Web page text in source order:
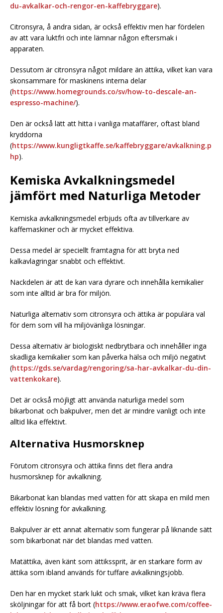
du-avkalkar-och-rengor-en-kaffebryggare).
Citronsyra, å andra sidan, är också effektiv men har fördelen
av att vara luktfri och inte lämnar någon eftersmak i
apparaten.
Dessutom är citronsyra något mildare än ättika, vilket kan vara
skonsammare för maskinens interna delar
(https://www.homegrounds.co/sv/how-to-descale-an-
espresso-machine/).
Den är också lätt att hitta i vanliga mataffärer, oftast bland
kryddorna
(https://www.kungligtkaffe.se/kaffebryggare/avkalkning.p
hp).
Kemiska Avkalkningsmedel
jämfört med Naturliga Metoder
Kemiska avkalkningsmedel erbjuds ofta av tillverkare av
kaffemaskiner och är mycket effektiva.
Dessa medel är speciellt framtagna för att bryta ned
kalkavlagringar snabbt och effektivt.
Nackdelen är att de kan vara dyrare och innehålla kemikalier
som inte alltid är bra för miljön.
Naturliga alternativ som citronsyra och ättika är populära val
för dem som vill ha miljövänliga lösningar.
Dessa alternativ är biologiskt nedbrytbara och innehåller inga
skadliga kemikalier som kan påverka hälsa och miljö negativt
(https://gds.se/vardag/rengoring/sa-har-avkalkar-du-din-
vattenkokare).
Det är också möjligt att använda naturliga medel som
bikarbonat och bakpulver, men det är mindre vanligt och inte
alltid lika effektivt.
Alternativa Husmorsknep
Förutom citronsyra och ättika finns det flera andra
husmorsknep för avkalkning.
Bikarbonat kan blandas med vatten för att skapa en mild men
effektiv lösning för avkalkning.
Bakpulver är ett annat alternativ som fungerar på liknande sätt
som bikarbonat när det blandas med vatten.
Matättika, även känt som ättikssprit, är en starkare form av
ättika som ibland används för tuffare avkalkningsjobb.
Den har en mycket stark lukt och smak, vilket kan kräva flera
sköljningar för att få bort (https://www.eraofwe.com/coffee-